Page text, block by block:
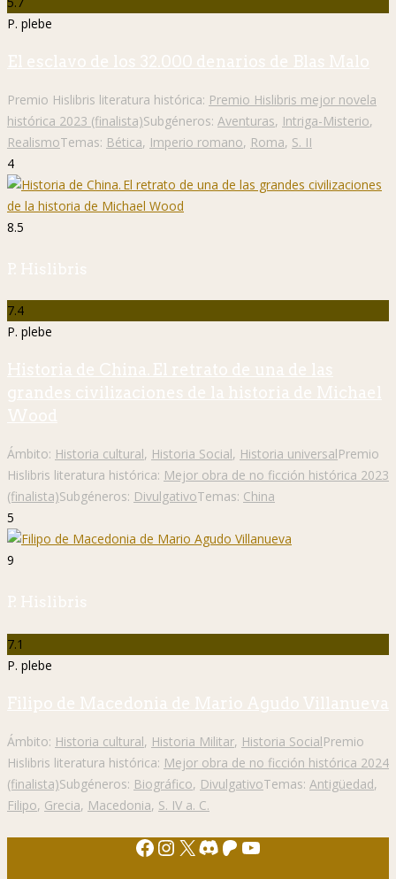
P. plebe
El esclavo de los 32.000 denarios de Blas Malo
Premio Hislibris literatura histórica: Premio Hislibris mejor novela
histórica 2023 (finalista)Subgéneros: Aventuras, Intriga-Misterio,
RealismoTemas: Bética, Imperio romano, Roma, S. II
4
8.5
P. Hislibris
7.4
P. plebe
Historia de China. El retrato de una de las
grandes civilizaciones de la historia de Michael
Wood
Ámbito: Historia cultural, Historia Social, Historia universalPremio
Hislibris literatura histórica: Mejor obra de no ficción histórica 2023
(finalista)Subgéneros: DivulgativoTemas: China
5
9
P. Hislibris
7.1
P. plebe
Filipo de Macedonia de Mario Agudo Villanueva
Ámbito: Historia cultural, Historia Militar, Historia SocialPremio
Hislibris literatura histórica: Mejor obra de no ficción histórica 2024
(finalista)Subgéneros: Biográfico, DivulgativoTemas: Antigüedad,
Filipo, Grecia, Macedonia, S. IV a. C.
Facebook
Instagram
X Discord
Patreon
YouTube